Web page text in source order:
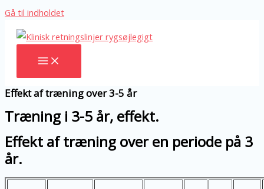
Gå til indholdet
Effekt af træning over 3-5 år
Træning i 3-5 år, effekt.
Effekt af træning over en periode på 3
år.